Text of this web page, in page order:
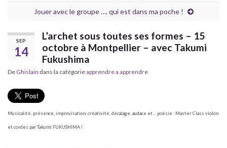
Jouer avec le groupe …. qui est dans ma poche !
SEP
14
L’archet sous toutes ses formes – 15
octobre à Montpellier – avec Takumi
Fukushima
De Ghislain dans la catégorieapprendre a apprendre
Musicalité, présence, improvisation, créativité, décalage, audace et… poésie : Master Class violon
et cordes par Takumi FUKUSHIMA !